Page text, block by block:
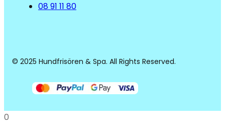
08 91 11 80
© 2025 Hundfrisören & Spa. All Rights Reserved.
0